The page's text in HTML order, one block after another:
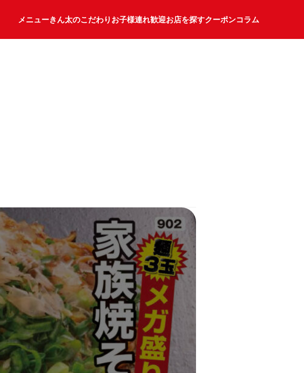
メニューきん太のこだわりお子様連れ歓迎お店を探すクーポンコラム